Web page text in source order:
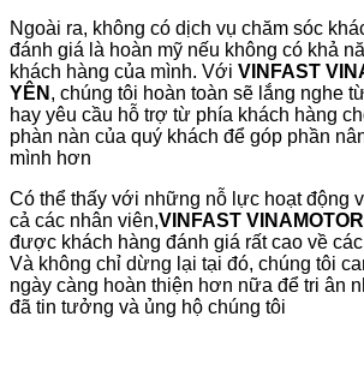
Ngoài ra, không có dịch vụ chăm sóc
đánh giá là hoàn mỹ nếu không có khả
khách hàng của mình. Với VINFAST
YÊN , chúng tôi hoàn toàn sẽ lắng nghe
hay yêu cầu hỗ trợ từ phía khách hàng
phàn nàn của quý khách để góp phần
mình hơn
Có thể thấy với những nỗ lực hoạt động
cả các nhân viên,VINFAST
được khách hàng đánh giá rất cao về
Và không chỉ dừng lại tại đó, chúng tôi
ngày càng hoàn thiện hơn nữa để tri ân
đã tin tưởng và ủng hộ chúng tôi